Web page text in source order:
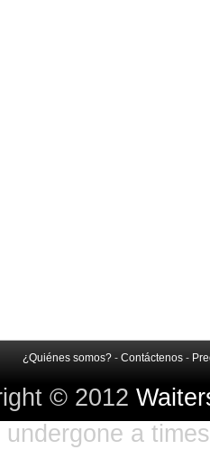
¿Quiénes somos? - Contáctenos -
© 2012
a